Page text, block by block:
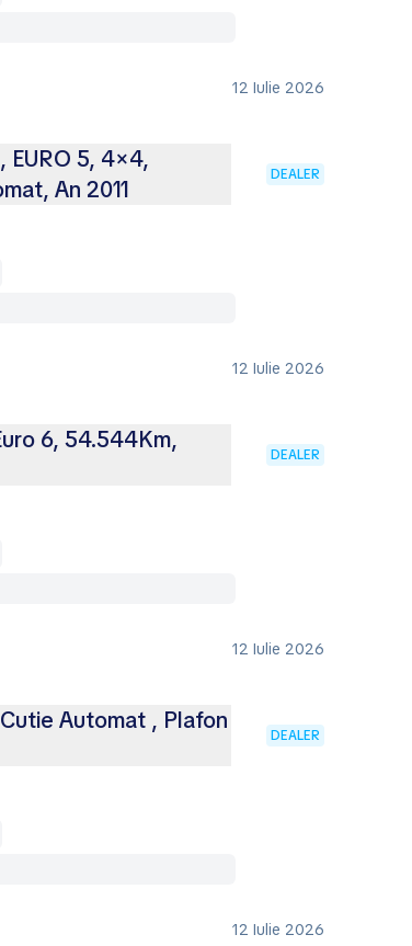
12 Iulie 2026
EURO 5, 4×4,
An 2011
DEALER
12 Iulie 2026
6, 54.544Km,
DEALER
12 Iulie 2026
Cutie Automat , Plafon
DEALER
12 Iulie 2026